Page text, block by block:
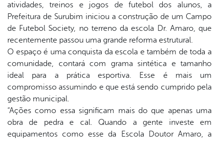
atividades, treinos e jogos de futebol dos alunos, a
Prefeitura de Surubim iniciou a construção de um Campo
de Futebol Society, no terreno da escola Dr. Amaro, que
recentemente passou uma grande reforma estrutural.
O espaço é uma conquista da escola e também de toda a
comunidade, contará com grama sintética e tamanho
ideal para a prática esportiva. Esse é mais um
compromisso assumindo e que está sendo cumprido pela
gestão municipal.
“Ações como essa significam mais do que apenas uma
obra de pedra e cal. Quando a gente investe em
equipamentos como esse da Escola Doutor Amaro, a